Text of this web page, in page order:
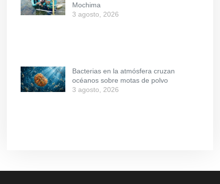
Mochima
3 agosto, 2026
Bacterias en la atmósfera cruzan
océanos sobre motas de polvo
3 agosto, 2026